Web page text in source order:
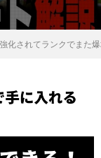
化されてランクでまた